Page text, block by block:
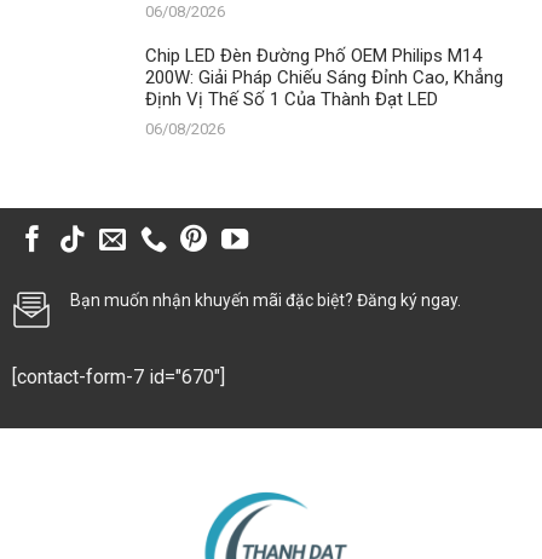
06/08/2026
Chip LED Đèn Đường Phố OEM Philips M14
200W: Giải Pháp Chiếu Sáng Đỉnh Cao, Khẳng
Định Vị Thế Số 1 Của Thành Đạt LED
06/08/2026
Bạn muốn nhận khuyến mãi đặc biệt? Đăng ký ngay.
[contact-form-7 id="670"]